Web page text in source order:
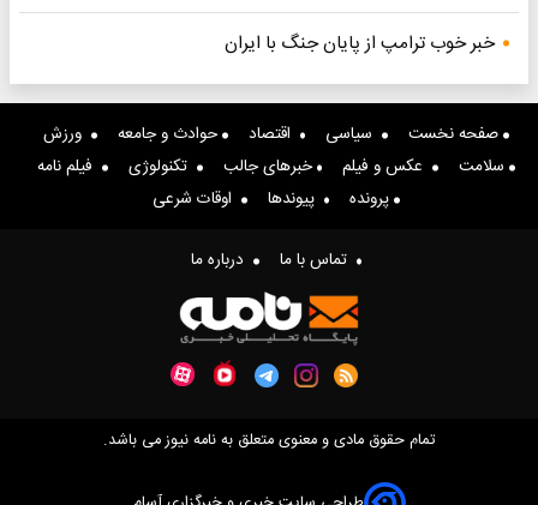
خبر خوب ترامپ از پایان جنگ با ایران
صفحه نخست سیاسی اقتصاد حوادث و جامعه
ورزش
سلامت
عکس و فیلم خبرهای جالب تکنولوژی
فیلم نامه
پرونده
پیوندها اوقات شرعی
تماس با ما درباره ما
تمام حقوق مادی و معنوی متعلق به نامه نیوز می باشد.